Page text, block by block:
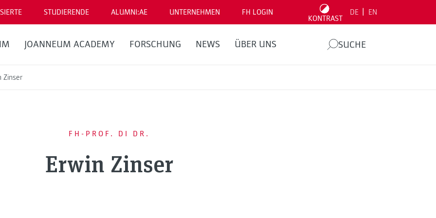
STUDIERENDE ALUMNI:AE UNTERNEHMEN FH LOGIN
KONTRAST
DE EN
JOANNEUM ACADEMY FORSCHUNG NEWS ÜBER UNS SUCHE
Zinser
FH-PROF. DI DR.
Erwin Zinser